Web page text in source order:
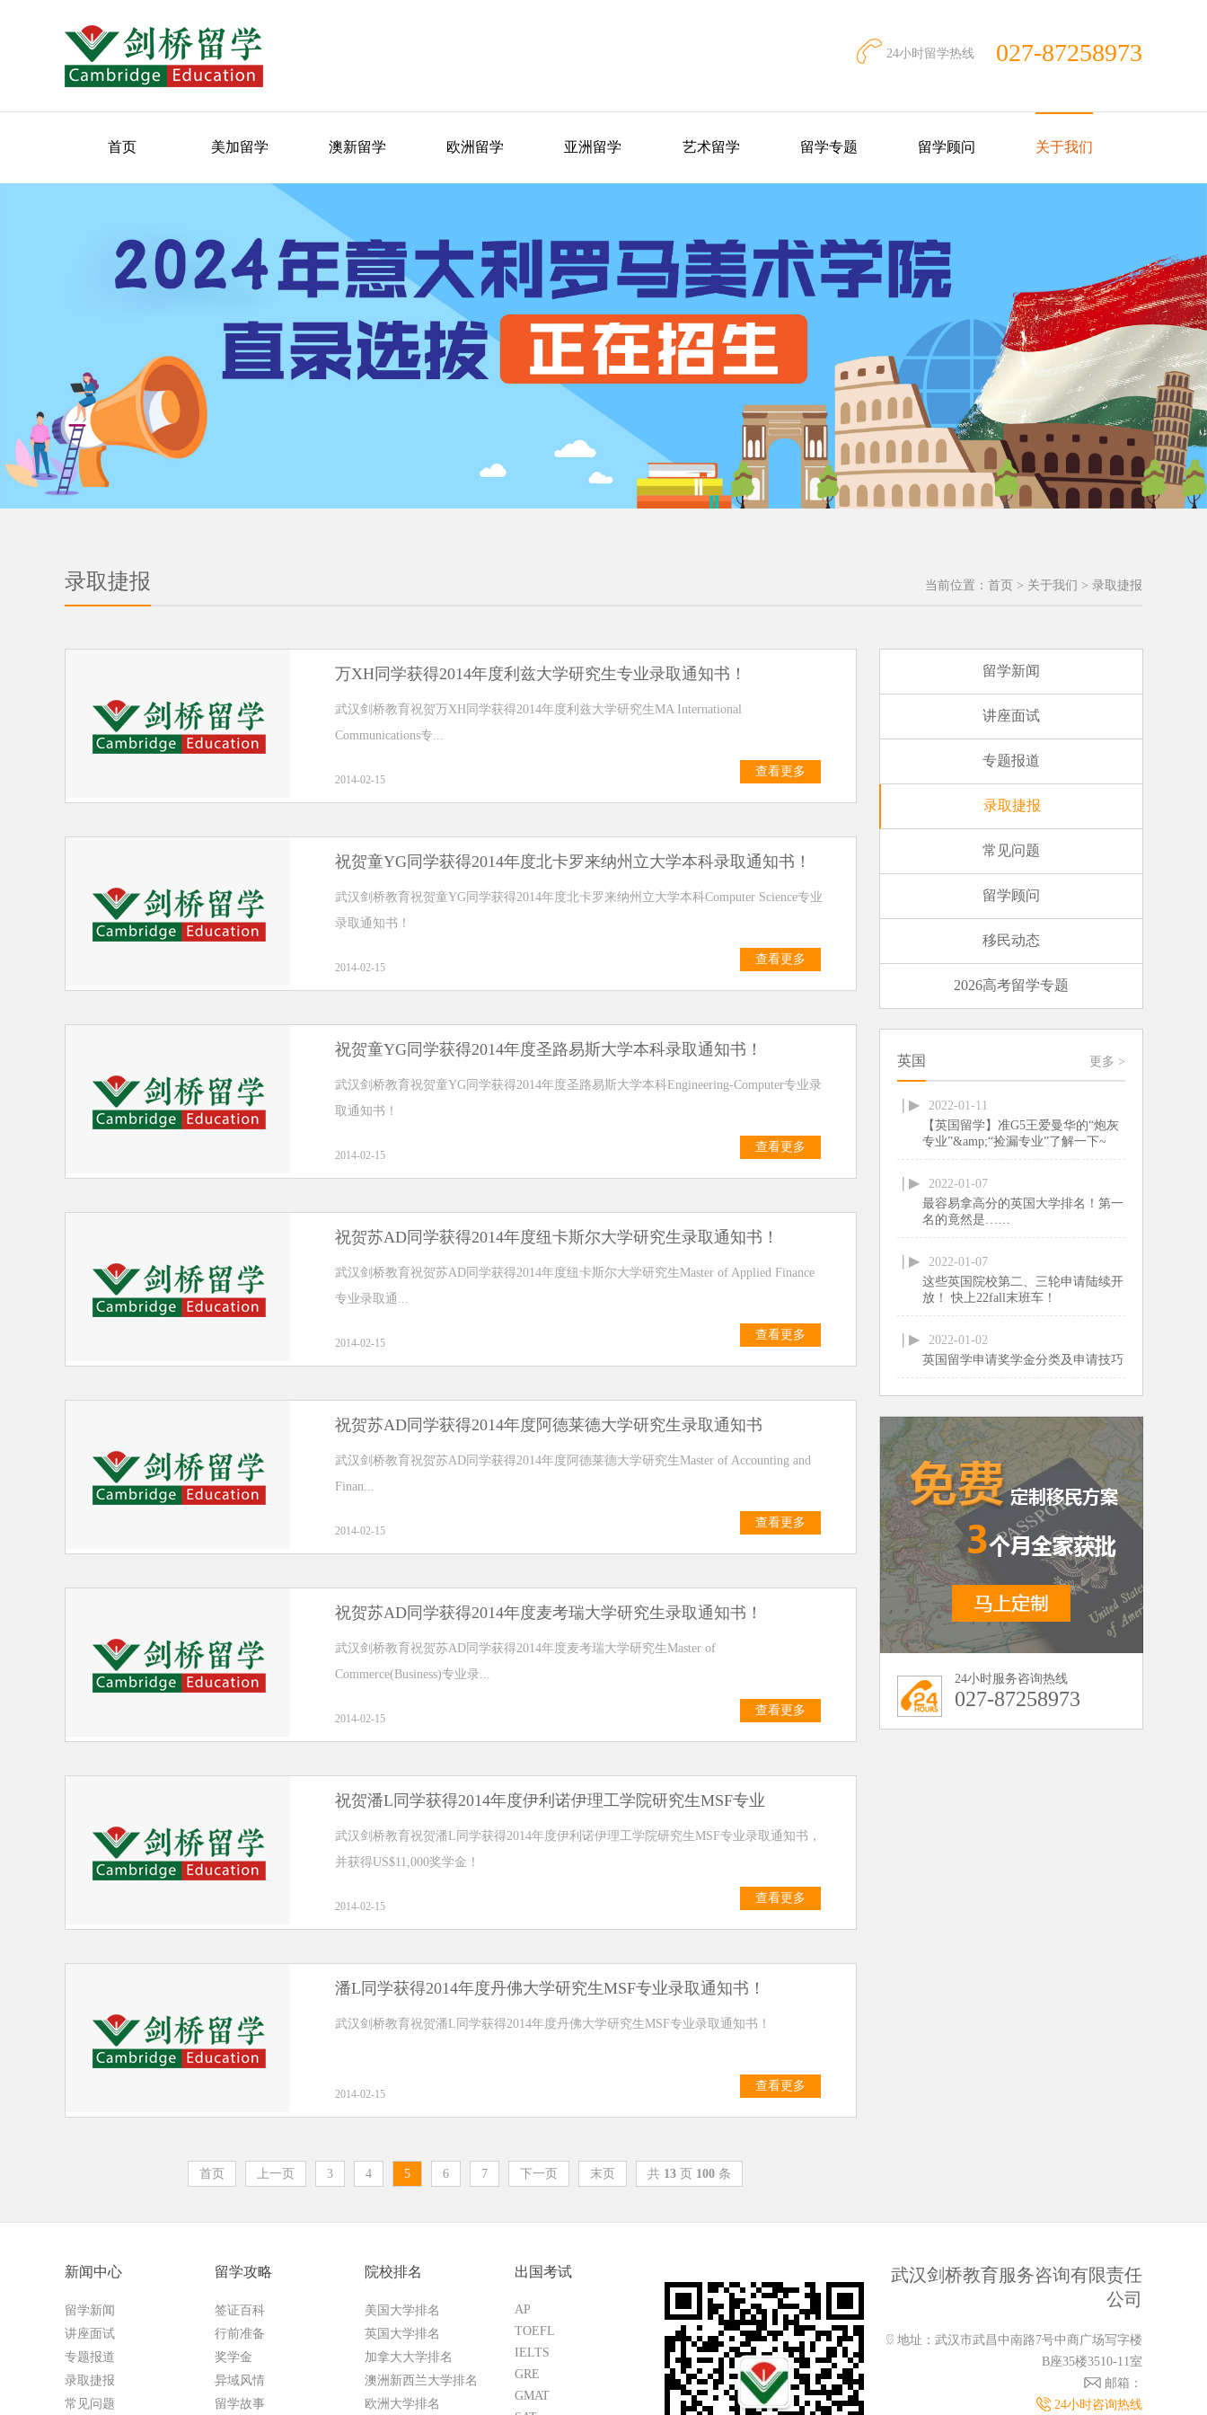
24小时留学热线 027-87258973
首页 美加留学 澳新留学 欧洲留学 亚洲留学 艺术留学 留学专题 留学顾问 关于我们
录取捷报 当前位置： 首页 > 关于我们 > 录取捷报
万XH同学获得2014年度利兹大学研究生专业录取通知书！
武汉剑桥教育祝贺万XH同学获得2014年度利兹大学研究生MA International
Communications专...
2014-02-15
查看更多
祝贺童YG同学获得2014年度北卡罗来纳州立大学本科录取通知书！
武汉剑桥教育祝贺童YG同学获得2014年度北卡罗来纳州立大学本科Computer Science专业
录取通知书！
2014-02-15
查看更多
祝贺童YG同学获得2014年度圣路易斯大学本科录取通知书！
武汉剑桥教育祝贺童YG同学获得2014年度圣路易斯大学本科Engineering-Computer专业录
取通知书！
2014-02-15
查看更多
祝贺苏AD同学获得2014年度纽卡斯尔大学研究生录取通知书！
武汉剑桥教育祝贺苏AD同学获得2014年度纽卡斯尔大学研究生Master of Applied Finance
专业录取通...
2014-02-15
查看更多
祝贺苏AD同学获得2014年度阿德莱德大学研究生录取通知书
武汉剑桥教育祝贺苏AD同学获得2014年度阿德莱德大学研究生Master of Accounting and
Finan...
2014-02-15
查看更多
祝贺苏AD同学获得2014年度麦考瑞大学研究生录取通知书！
武汉剑桥教育祝贺苏AD同学获得2014年度麦考瑞大学研究生Master of
Commerce(Business)专业录...
2014-02-15
查看更多
祝贺潘L同学获得2014年度伊利诺伊理工学院研究生MSF专业
武汉剑桥教育祝贺潘L同学获得2014年度伊利诺伊理工学院研究生MSF专业录取通知书，
并获得US$11,000奖学金！
2014-02-15
查看更多
潘L同学获得2014年度丹佛大学研究生MSF专业录取通知书！
武汉剑桥教育祝贺潘L同学获得2014年度丹佛大学研究生MSF专业录取通知书！
2014-02-15
查看更多
首页 上一页 3 4 5 6 7 下一页 末页 共 13 页 100 条
留学新闻
讲座面试
专题报道
录取捷报
常见问题
留学顾问
移民动态
2026高考留学专题
英国 更多 >
2022-01-11
【英国留学】准G5王爱曼华的“炮灰
专业”&amp;“捡漏专业”了解一下~
2022-01-07
最容易拿高分的英国大学排名！第一
名的竟然是……
2022-01-07
这些英国院校第二、三轮申请陆续开
放！ 快上22fall末班车！
2022-01-02
英国留学申请奖学金分类及申请技巧
24小时服务咨询热线
027-87258973
新闻中心
留学新闻
讲座面试
专题报道
录取捷报
常见问题
留学攻略
签证百科
行前准备
奖学金
异域风情
留学故事
院校排名
美国大学排名
英国大学排名
加拿大大学排名
澳洲新西兰大学排名
欧洲大学排名
出国考试
AP
TOEFL
IELTS
GRE
GMAT
武汉剑桥教育服务咨询有限责任
公司
地址：武汉市武昌中南路7号中商广场写字楼
B座35楼3510-11室
邮箱：
24小时咨询热线